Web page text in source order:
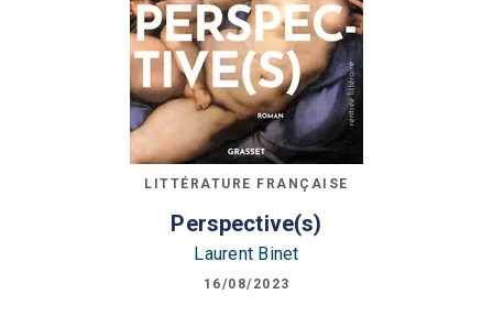
LITTÉRATURE FRANÇAISE
Perspective(s)
Laurent Binet
16/08/2023